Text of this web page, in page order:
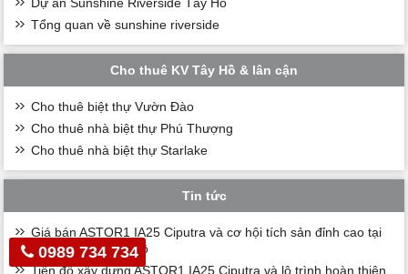
Tổng quan về sunshine riverside
Cho thuê KV Tây Hồ & lân cận
Cho thuê biệt thự Vườn Đào
Cho thuê nhà biệt thự Phú Thượng
Cho thuê nhà biệt thự Starlake
Tin tức
Giá bán ASTOR1 IA25 Ciputra và cơ hội tích sản đỉnh cao tại
lõi trung tâm Tây Hồ
Tiến độ xây dựng ASTOR1 IA25 Ciputra và lộ trình hoàn thiện
0989 734 734